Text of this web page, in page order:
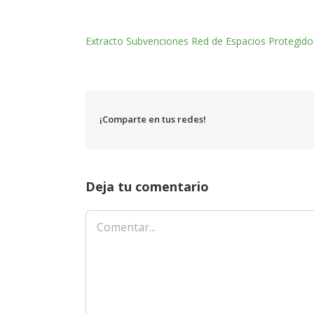
Extracto Subvenciones Red de Espacios
¡Comparte en tus redes!
Deja tu comentario
Comentar